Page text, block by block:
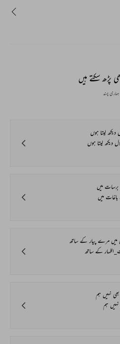
پڑھ سکتے ہیں
ہماری پسند
لیتا ہوں
دیکھ لیتا ہوں
برسات میں
میں
مرے پیار کے ساتھ
کے ساتھ
نہیں ہم
نہیں ہم